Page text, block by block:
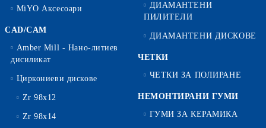
MiYO Аксесоари
CAD/CAM
Amber Mill - Нано-литиев
дисиликат
Циркониеви дискове
Zr 98x12
Zr 98x14
ДИАМАНТЕНИ
ПИЛИТЕЛИ
ДИАМАНТЕНИ ДИСКОВЕ
ЧЕТКИ
ЧЕТКИ ЗА ПОЛИРАНЕ
НЕМОНТИРАНИ ГУМИ
ГУМИ ЗА КЕРАМИКА